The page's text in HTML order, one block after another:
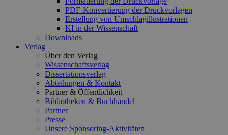
PDF-Konvertierung der Druckvorlagen
Erstellung von Umschlagillustrationen
KI in der Wissenschaft
Downloads
Verlag
Über den Verlag
Wissenschaftsverlag
Dissertationsverlag
Abteilungen & Kontakt
Partner & Öffentlichkeit
Bibliotheken & Buchhandel
Partner
Presse
Unsere Sponsoring-Aktivitäten